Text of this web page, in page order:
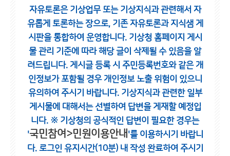
자유토론은 기상업무 또는 기상지식과 관련해서 자
유롭게 토론하는 장으로, 기존 자유토론과 지식샘 게
시판을 통합하여 운영합니다. 기상청 홈페이지 게시
물 관리 기준에 따라 해당 글이 삭제될 수 있음을 알
려드립니다. 게시글 등록 시 주민등록번호와 같은 개
인정보가 포함될 경우 개인정보 노출 위험이 있으니
유의하여 주시기 바랍니다. 기상지식과 관련한 일부
게시물에 대해서는 선별하여 답변을 게재할 예정입
니다. ※ 기상청의 공식적인 답변이 필요한 경우는
'국민참여>민원이용안내 '를 이용하시기 바랍니
다. 로그인 유지시간(10분) 내 작성 완료하여 주시기